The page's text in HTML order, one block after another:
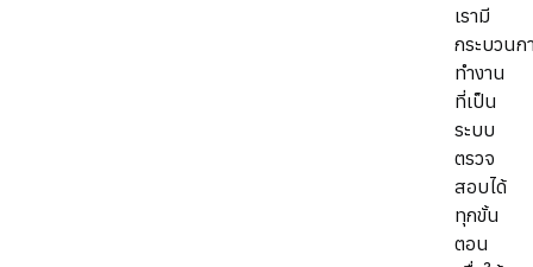
เรามี
กระบวนก
ทำงาน
ที่เป็น
ระบบ
ตรวจ
สอบได้
ทุกขั้น
ตอน